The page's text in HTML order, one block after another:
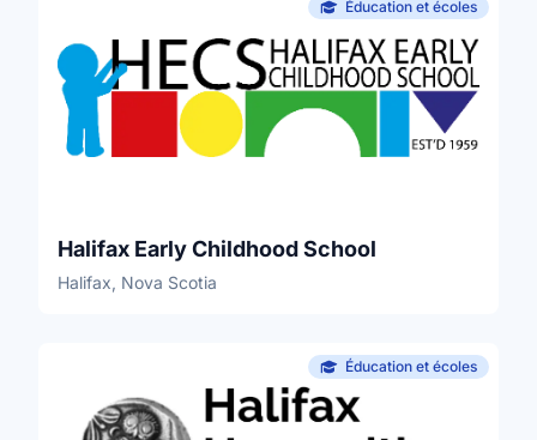
Éducation et écoles
Halifax Early Childhood School
Halifax, Nova Scotia
Éducation et écoles